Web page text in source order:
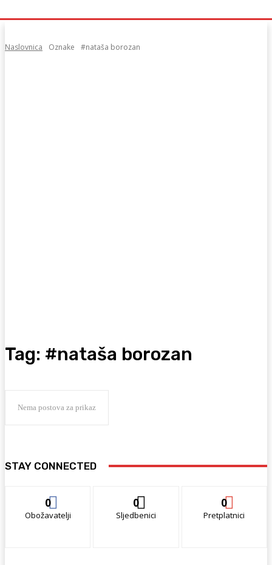
Naslovnica Oznake #nataša borozan
Tag: #nataša borozan
Nema postova za prikaz
STAY CONNECTED
0
Obožavatelji
0
Sljedbenici
0
Pretplatnici